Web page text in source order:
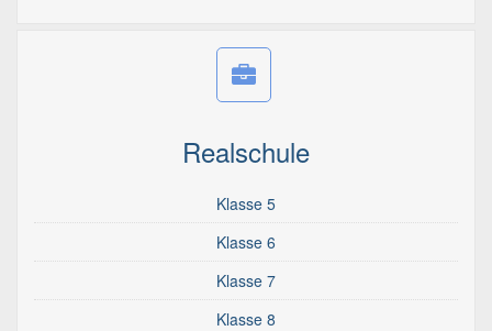
Realschule
Klasse 5
Klasse 6
Klasse 7
Klasse 8